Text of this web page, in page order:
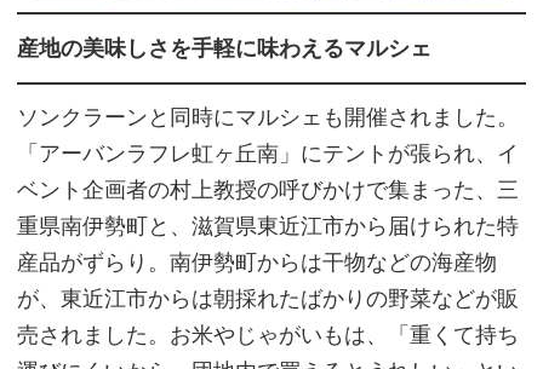
産地の美味しさを手軽に味わえるマルシェ
ソンクラーンと同時にマルシェも開催されました。
「アーバンラフレ虹ヶ丘南」にテントが張られ、イ
ベント企画者の村上教授の呼びかけで集まった、三
重県南伊勢町と、滋賀県東近江市から届けられた特
産品がずらり。南伊勢町からは干物などの海産物
が、東近江市からは朝採れたばかりの野菜などが販
売されました。お米やじゃがいもは、「重くて持ち